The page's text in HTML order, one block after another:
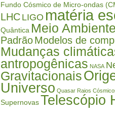
Fundo Cósmico de Micro-ondas
LHC LIGO matéria
Quântica Meio Ambiente
PadrãoModelos de
Mudanças
antropogênicas NASA
Gravitacionais
Universo Quasar Raios
SupernovasTelescópio